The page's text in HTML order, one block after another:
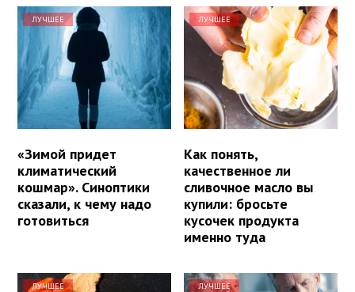
ЛУЧШЕЕ
«Зимой придет
климатический
кошмар». Синоптики
сказали, к чему надо
готовиться
ЛУЧШЕЕ
Как понять,
качественное ли
сливочное масло вы
купили: бросьте
кусочек продукта
именно туда
ЛУЧШЕЕ ЛУЧШЕЕ